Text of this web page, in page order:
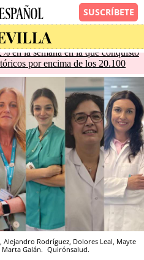
en la semana en la que conquistó
por encima de los 20.100
Alejandro Rodríguez, Dolores Leal, Mayte
Galán. Quirónsalud.